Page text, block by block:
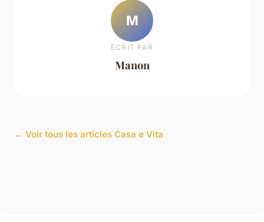
M
ECRIT PAR
Manon
← Voir tous les articles Casa e Vita